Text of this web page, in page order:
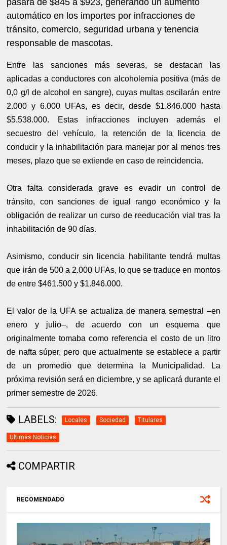
pasará de $845 a $923, generando un aumento
automático en los importes por infracciones de
tránsito, comercio, seguridad urbana y tenencia
responsable de mascotas.
Entre las sanciones más severas, se destacan las
aplicadas a conductores con alcoholemia positiva (más de
0,0 g/l de alcohol en sangre), cuyas multas oscilarán entre
2.000 y 6.000 UFAs, es decir, desde $1.846.000 hasta
$5.538.000. Estas infracciones incluyen además el
secuestro del vehículo, la retención de la licencia de
conducir y la inhabilitación para manejar por al menos tres
meses, plazo que se extiende en caso de reincidencia.
Otra falta considerada grave es evadir un control de
tránsito, con sanciones de igual rango económico y la
obligación de realizar un curso de reeducación vial tras la
inhabilitación de 90 días.
Asimismo, conducir sin licencia habilitante tendrá multas
que irán de 500 a 2.000 UFAs, lo que se traduce en montos
de entre $461.500 y $1.846.000.
El valor de la UFA se actualiza de manera semestral –en
enero y julio–, de acuerdo con un esquema que
originalmente tomaba como referencia el costo de un litro
de nafta súper, pero que actualmente se establece a partir
de un promedio que determina la Municipalidad. La
próxima revisión será en diciembre, y se aplicará durante el
primer semestre de 2026.
LABELS: Locales Sociedad Titulares
Ultimas Noticias
COMPARTIR
RECOMENDADO